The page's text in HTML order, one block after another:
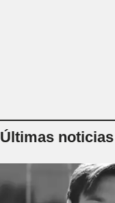
Últimas noticias